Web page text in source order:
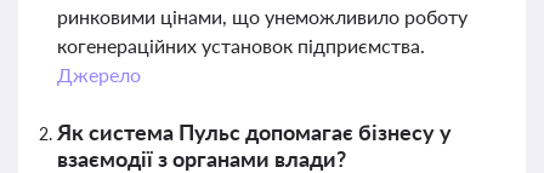
ринковими цінами, що унеможливило роботу
когенераційних установок підприємства.
Джерело
Як система Пульс допомагає бізнесу у
взаємодії з органами влади?